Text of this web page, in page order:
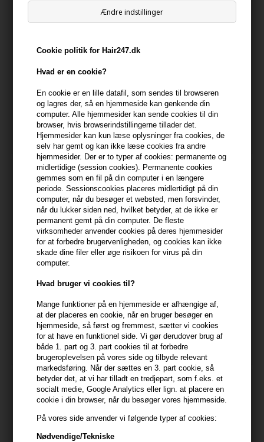
Ændre indstillinger
Cookie politik for Hair247.dk
Hvad er en cookie?
En cookie er en lille datafil, som sendes til browseren
og lagres der, så en hjemmeside kan genkende din
computer. Alle hjemmesider kan sende cookies til din
browser, hvis browserindstillingerne tillader det.
Hjemmesider kan kun læse oplysninger fra cookies, de
selv har gemt og kan ikke læse cookies fra andre
hjemmesider. Der er to typer af cookies: permanente og
midlertidige (session cookies). Permanente cookies
gemmes som en fil på din computer i en længere
periode. Sessionscookies placeres midlertidigt på din
computer, når du besøger et websted, men forsvinder,
når du lukker siden ned, hvilket betyder, at de ikke er
permanent gemt på din computer. De fleste
virksomheder anvender cookies på deres hjemmesider
for at forbedre brugervenligheden, og cookies kan ikke
skade dine filer eller øge risikoen for virus på din
computer.
Hvad bruger vi cookies til?
Mange funktioner på en hjemmeside er afhængige af,
at der placeres en cookie, når en bruger besøger en
hjemmeside, så først og fremmest, sætter vi cookies
for at have en funktionel side. Vi gør derudover brug af
både 1. part og 3. part cookies til at forbedre
brugeroplevelsen på vores side og tilbyde relevant
markedsføring. Når der sættes en 3. part cookie, så
betyder det, at vi har tilladt en tredjepart, som f.eks. et
socialt medie, Google Analytics eller lign. at placere en
cookie i din browser, når du besøger vores hjemmeside.
På vores side anvender vi følgende typer af cookies:
Nødvendige/Tekniske
Hairspray Extra Strong 330ml
219,00 DKK
Hairspray Medium 330ml
219,00 DKK
Hairspray Strong 330ml
219,00 DKK
75ml
219,00 DKK